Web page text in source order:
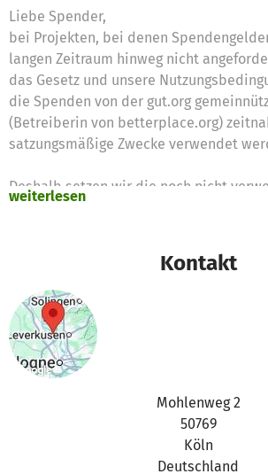
Liebe Spender,
bei Projekten, bei denen
langen Zeitraum hinweg nicht
das Gesetz und unsere
die Spenden von der gut.org
(Betreiberin von betterplace.org)
satzungsmäßige Zwecke verwendet
Deshalb setzen wir die noch nicht
Vielen Dank für Eure Unterstützung,
das betterplace.org-Team
weiterlesen
Kontakt
Mohlenweg 2
50769
Köln
Deutschland